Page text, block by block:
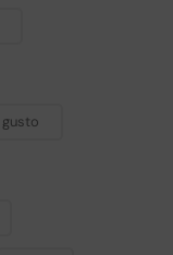
gusto